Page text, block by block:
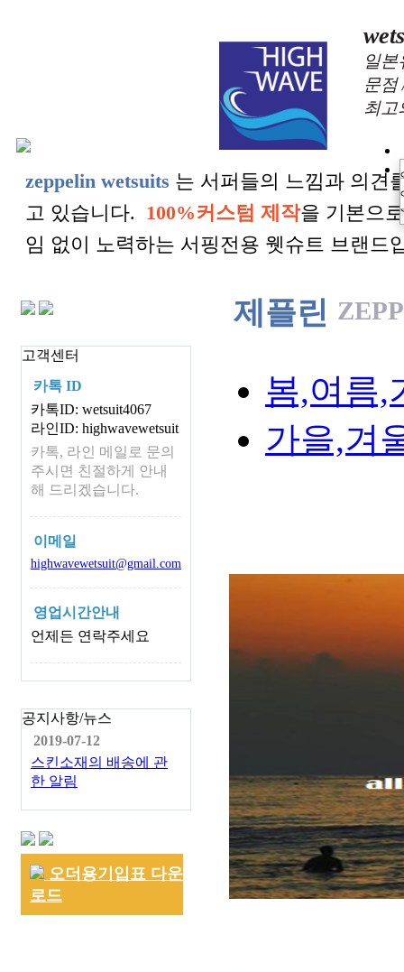
일
문점
최고
zeppelin wetsuits 는 서퍼들의 느낌과 의견
고 있습니다. 100%커스텀 제작을 기본으
임 없이 노력하는 서핑전용 웻슈트 브랜드
고객센터
카톡 ID
카톡ID: wetsuit4067
라인ID: highwavewetsuit
카톡, 라인 메일로 문의
주시면 친절하게 안내
해 드리겠습니다.
이메일
highwavewetsuit@gmail.com
영업시간안내
언제든 연락주세요
공지사항/뉴스
2019-07-12
스킨소재의 배송에 관
한 알림
오더용기입표 다운
로드
제플린
봄,여름,
가을,겨